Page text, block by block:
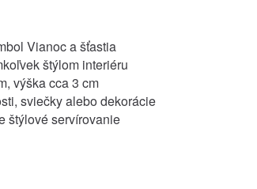
Vianoc a šťastia
štýlom interiéru
výška cca 3 cm
sviečky alebo dekorácie
štýlové servírovanie